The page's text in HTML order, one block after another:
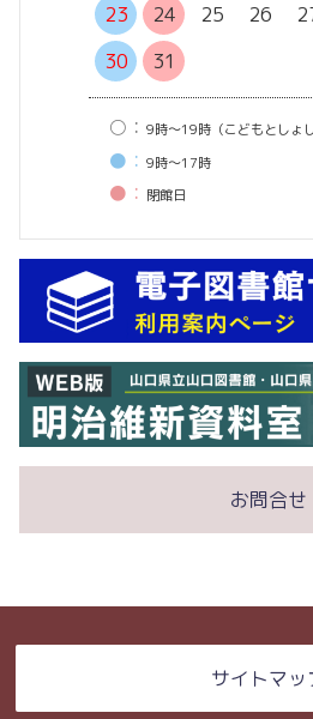
23
24 25 26
30
31
○： 9時〜19時（こどもとしょ
●： 9時〜17時
●： 閉館⽇
お問合せ
サイトマッ